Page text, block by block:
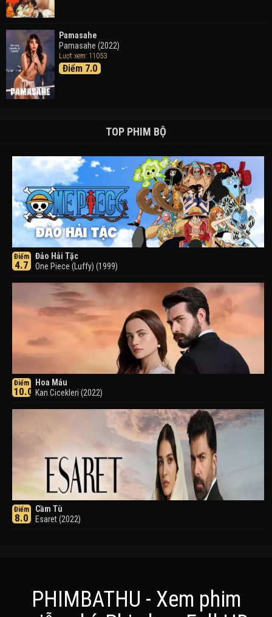
Pamasahe
Pamasahe (2022)
Lượt xem: 11053
Điểm 7.0
TOP PHIM BỘ
Điểm
4.7
Đảo Hải Tặc
One Piece (Luffy) (1999)
Điểm
10.0
Hoa Máu
Kan Cicekleri (2022)
Điểm
8.0
Cầm Tù
Esaret (2022)
PHIMBATHU - Xem phim